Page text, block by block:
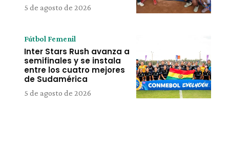
5 de agosto de 2026
Fútbol Femenil
Inter Stars Rush avanza a
semifinales y se instala
entre los cuatro mejores
de Sudamérica
5 de agosto de 2026